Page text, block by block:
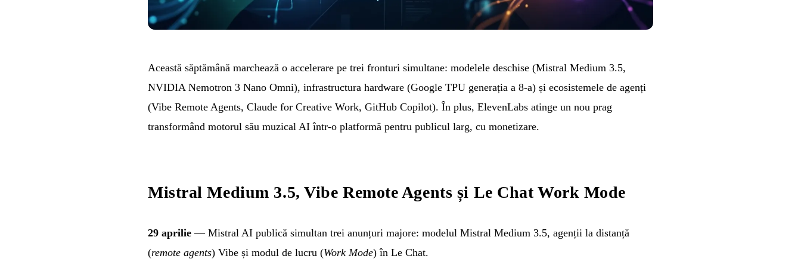
Această săptămână marchează o accelerare pe trei fronturi simultane: modelele deschise (Mistral Medium 3.5,
NVIDIA Nemotron 3 Nano Omni), infrastructura hardware (Google TPU generația a 8-a) și ecosistemele de agenți
(Vibe Remote Agents, Claude for Creative Work, GitHub Copilot). În plus, ElevenLabs atinge un nou prag
transformând motorul său muzical AI într-o platformă pentru publicul larg, cu monetizare.
Mistral Medium 3.5, Vibe Remote Agents și Le Chat Work Mode
29 aprilie — Mistral AI publică simultan trei anunțuri majore: modelul Mistral Medium 3.5, agenții la distanță
(remote agents) Vibe și modul de lucru (Work Mode) în Le Chat.